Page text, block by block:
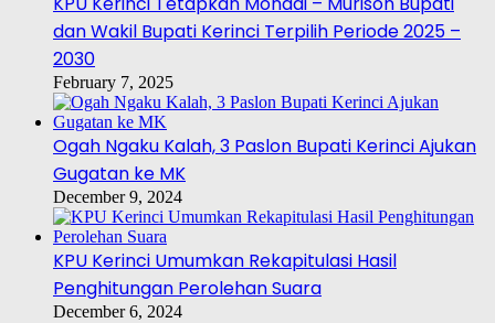
dan Wakil Bupati Kerinci Terpilih Periode 2025 –
2030
February 7, 2025
Ogah Ngaku Kalah, 3 Paslon Bupati Kerinci Ajukan
Gugatan ke MK
December 9, 2024
KPU Kerinci Umumkan Rekapitulasi Hasil
Penghitungan Perolehan Suara
December 6, 2024